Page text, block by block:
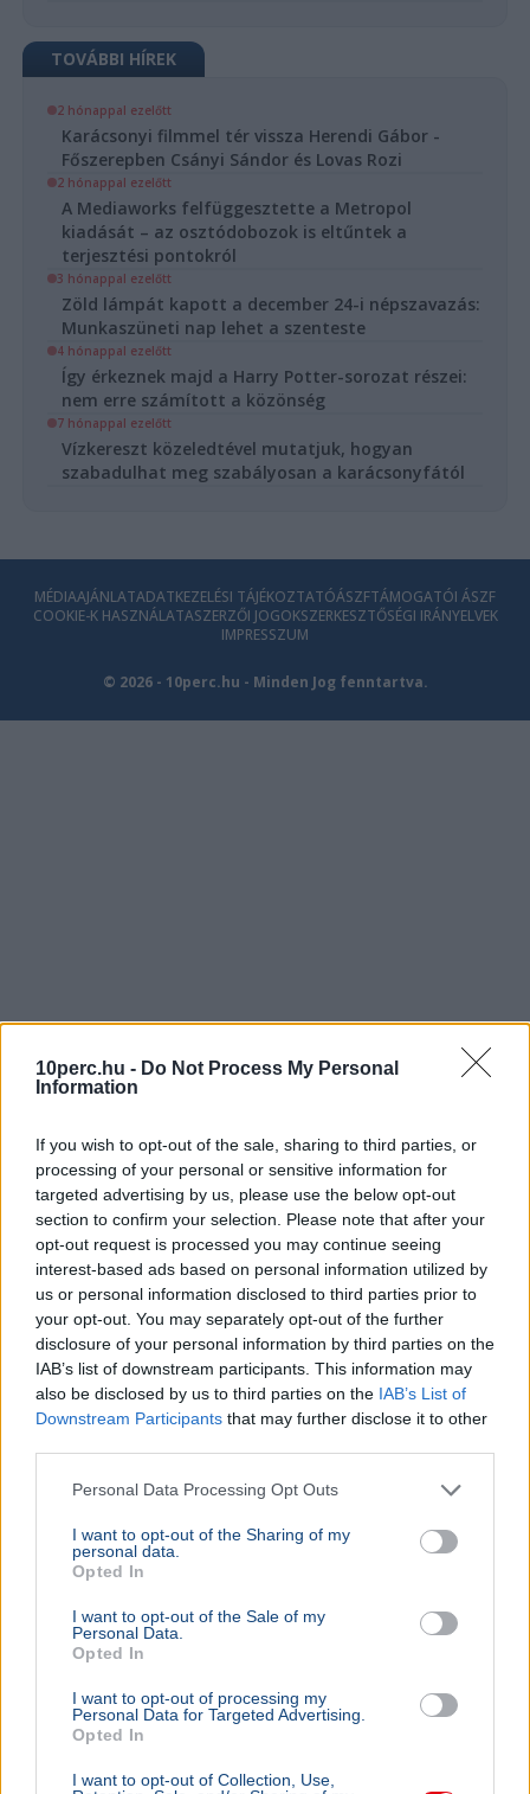
10perc.hu - Do Not Process My Personal
Information
If you wish to opt-out of the sale, sharing to third parties, or
processing of your personal or sensitive information for
targeted advertising by us, please use the below opt-out
section to confirm your selection. Please note that after your
opt-out request is processed you may continue seeing
interest-based ads based on personal information utilized by
us or personal information disclosed to third parties prior to
your opt-out. You may separately opt-out of the further
disclosure of your personal information by third parties on the
IAB’s list of downstream participants. This information may
also be disclosed by us to third parties on the IAB’s List of
Downstream Participants that may further disclose it to other
Personal Data Processing Opt Outs
I want to opt-out of the Sharing of my
personal data.
Opted In
I want to opt-out of the Sale of my
Personal Data.
Opted In
I want to opt-out of processing my
Personal Data for Targeted Advertising.
Opted In
I want to opt-out of Collection, Use,
TOVÁBBI HÍREK
2 hónappal ezelőtt
Karácsonyi filmmel tér vissza Herendi Gábor -
Főszerepben Csányi Sándor és Lovas Rozi
2 hónappal ezelőtt
A Mediaworks felfüggesztette a Metropol
kiadását – az osztódobozok is eltűntek a
terjesztési pontokról
3 hónappal ezelőtt
Zöld lámpát kapott a december 24-i népszavazás:
Munkaszüneti nap lehet a szenteste
4 hónappal ezelőtt
Így érkeznek majd a Harry Potter-sorozat részei:
nem erre számított a közönség
7 hónappal ezelőtt
Vízkereszt közeledtével mutatjuk, hogyan
szabadulhat meg szabályosan a karácsonyfától
MÉDIAAJÁNLATADATKEZELÉSI TÁJÉKOZTATÓÁSZFTÁMOGATÓI ÁSZF
COOKIE-K HASZNÁLATASZERZŐI JOGOKSZERKESZTŐSÉGI IRÁNYELVEK
IMPRESSZUM
© 2026 - 10perc.hu - Minden Jog fenntartva.